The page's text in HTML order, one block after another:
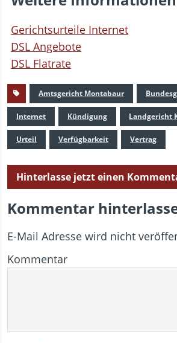
Gerichtsurteile Internet
DSL Angebote
DSL Flatrate
Amtsgericht Montabaur
Internet Kündigung Landgericht
Urteil Verfügbarkeit Vertrag
Hinterlasse jetzt einen
Kommentar
E-Mail Adresse wird nicht
Kommentar